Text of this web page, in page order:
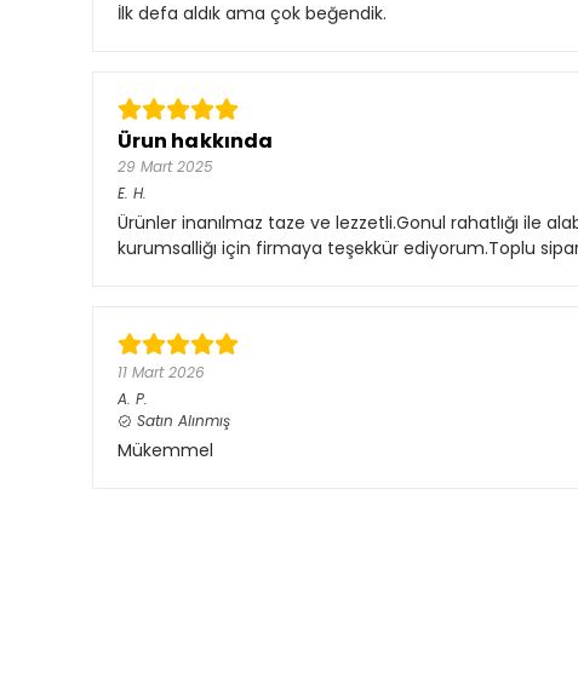
İlk defa aldık ama çok beğendik.
Ürun hakkında
29 Mart 2025
E. H.
Ürünler inanılmaz taze ve lezzetli.Gonul rahatlığı ile
kurumsalliğı için firmaya teşekkür ediyorum.Toplu
11 Mart 2026
A. P.
Satın Alınmış
Mükemmel